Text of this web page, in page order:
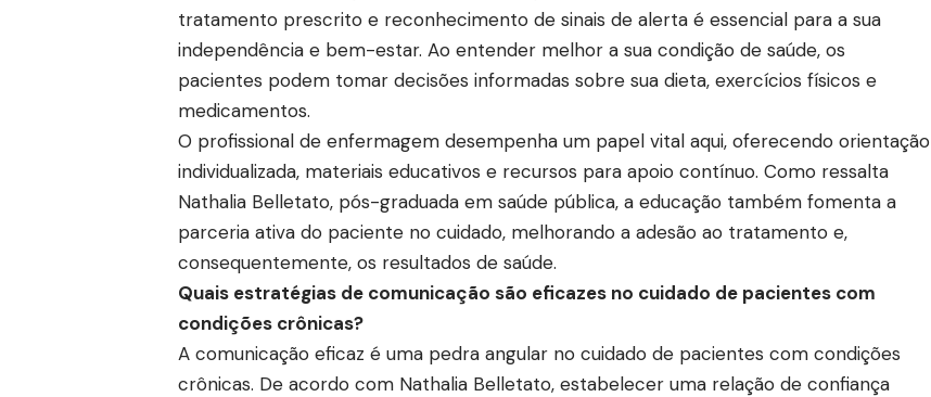
tratamento prescrito e reconhecimento de sinais de alerta é essencial para a sua
independência e bem-estar. Ao entender melhor a sua condição de saúde, os
pacientes podem tomar decisões informadas sobre sua dieta, exercícios físicos e
medicamentos.
O profissional de enfermagem desempenha um papel vital aqui, oferecendo orientação
individualizada, materiais educativos e recursos para apoio contínuo. Como ressalta
Nathalia Belletato, pós-graduada em saúde pública, a educação também fomenta a
parceria ativa do paciente no cuidado, melhorando a adesão ao tratamento e,
consequentemente, os resultados de saúde.
Quais estratégias de comunicação são eficazes no cuidado de pacientes com
condições crônicas?
A comunicação eficaz é uma pedra angular no cuidado de pacientes com condições
crônicas. De acordo com Nathalia Belletato, estabelecer uma relação de confiança